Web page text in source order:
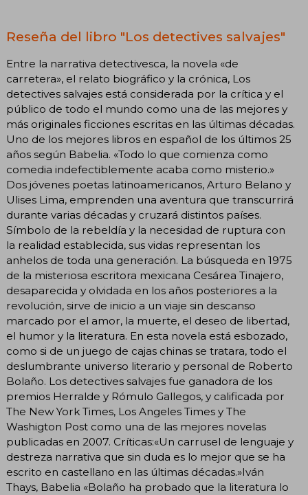
Reseña del libro "Los detectives salvajes"
Entre la narrativa detectivesca, la novela «de
carretera», el relato biográfico y la crónica, Los
detectives salvajes está considerada por la crítica y el
público de todo el mundo como una de las mejores y
más originales ficciones escritas en las últimas décadas.
Uno de los mejores libros en español de los últimos 25
años según Babelia. «Todo lo que comienza como
comedia indefectiblemente acaba como misterio.»
Dos jóvenes poetas latinoamericanos, Arturo Belano y
Ulises Lima, emprenden una aventura que transcurrirá
durante varias décadas y cruzará distintos países.
Símbolo de la rebeldía y la necesidad de ruptura con
la realidad establecida, sus vidas representan los
anhelos de toda una generación. La búsqueda en 1975
de la misteriosa escritora mexicana Cesárea Tinajero,
desaparecida y olvidada en los años posteriores a la
revolución, sirve de inicio a un viaje sin descanso
marcado por el amor, la muerte, el deseo de libertad,
el humor y la literatura. En esta novela está esbozado,
como si de un juego de cajas chinas se tratara, todo el
deslumbrante universo literario y personal de Roberto
Bolaño. Los detectives salvajes fue ganadora de los
premios Herralde y Rómulo Gallegos, y calificada por
The New York Times, Los Angeles Times y The
Washigton Post como una de las mejores novelas
publicadas en 2007. Críticas:«Un carrusel de lenguaje y
destreza narrativa que sin duda es lo mejor que se ha
escrito en castellano en las últimas décadas.»Iván
Thays, Babelia «Bolaño ha probado que la literatura lo